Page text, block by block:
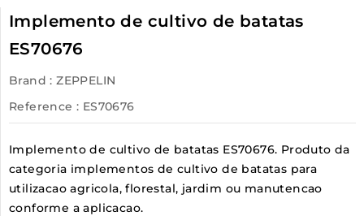
Implemento de cultivo de batatas
ES70676
Brand : ZEPPELIN
Reference : ES70676
Implemento de cultivo de batatas ES70676. Produto da
categoria implementos de cultivo de batatas para
utilizacao agricola, florestal, jardim ou manutencao
conforme a aplicacao.